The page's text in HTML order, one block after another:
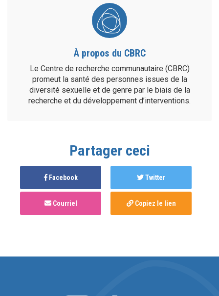
À propos du CBRC
Le Centre de recherche communautaire (CBRC)
promeut la santé des personnes issues de la
diversité sexuelle et de genre par le biais de la
recherche et du développement d’interventions.
Partager ceci
Facebook Twitter
Courriel Copiez le lien